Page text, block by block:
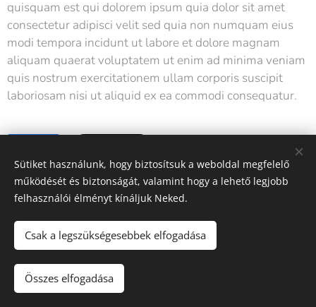
quisquam est qui dolorem ipsum quia dolor sit amet
consectetur adipisci velit sed quia non numquam eius
modi tempora incidunt ut labore et dolore magnam
aliquam quaerat voluptatem ut enim ad minima veniam
quis nostrum exercitationem ullam corporis suscipit
laboriosam nisi ut aliquid ex ea commodi consequatur.
Astoria Medical Center
Az oldalt a
Sütiket használunk, hogy biztosítsuk a weboldal megfelelő
működését és biztonságát, valamint hogy a lehető legjobb
felhasználói élményt kínáljuk Neked.
Csak a legszükségesebbek elfogadása
Összes elfogadása